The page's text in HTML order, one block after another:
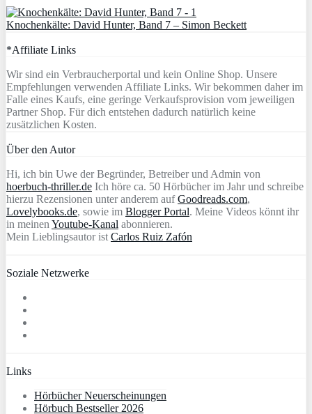
Knochenkälte: David Hunter, Band 7 – Simon Beckett
*Affiliate Links
Wir sind ein Verbraucherportal und kein Online Shop. Unsere
Empfehlungen verwenden Affiliate Links. Wir bekommen daher im
Falle eines Kaufs, eine geringe Verkaufsprovision vom jeweiligen
Partner Shop. Für dich entstehen dadurch natürlich keine
zusätzlichen Kosten.
Über den Autor
Hi, ich bin Uwe der Begründer, Betreiber und Admin von
hoerbuch-thriller.de Ich höre ca. 50 Hörbücher im Jahr und schreibe
hierzu Rezensionen unter anderem aufGoodreads.com,
Lovelybooks.de, sowie im Blogger Portal. Meine Videos könnt ihr
in meinen Youtube-Kanal abonnieren.
Mein Lieblingsautor ist Carlos Ruiz Zafón
Soziale Netzwerke
Links
Hörbücher Neuerscheinungen
Hörbuch Bestseller 2026